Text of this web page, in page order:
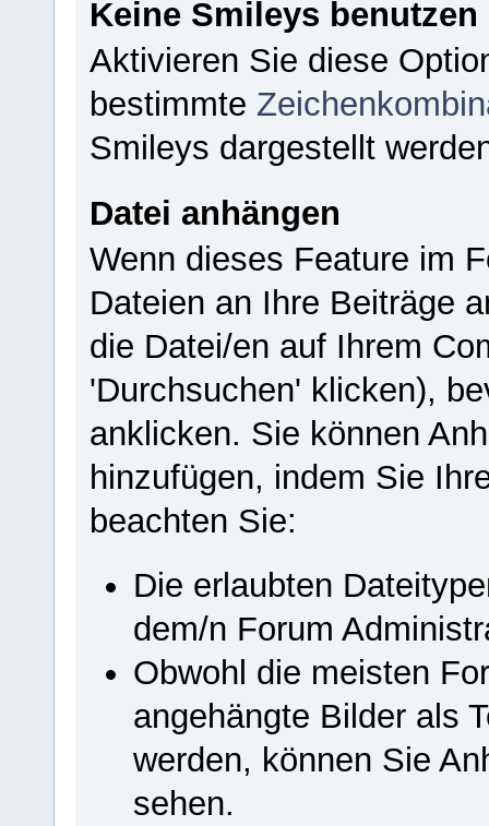
Keine Smileys benutzen
Aktivieren Sie diese
bestimmte
Smileys dargestellt
Datei anhängen
Wenn dieses Feature im
Dateien an Ihre Beiträge
die Datei/en auf Ihrem
'Durchsuchen' klicken),
anklicken. Sie können
hinzufügen, indem Sie
beachten Sie:
Die erlaubten
dem/n Forum
Obwohl die meisten
angehängte Bilder als
werden, können Sie
sehen.